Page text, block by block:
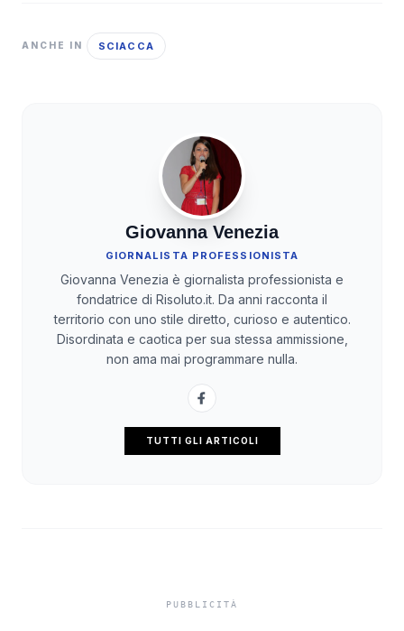
ANCHE IN SCIACCA
Giovanna Venezia
GIORNALISTA PROFESSIONISTA
Giovanna Venezia è giornalista professionista e
fondatrice di Risoluto.it. Da anni racconta il
territorio con uno stile diretto, curioso e autentico.
Disordinata e caotica per sua stessa ammissione,
non ama mai programmare nulla.
TUTTI GLI ARTICOLI